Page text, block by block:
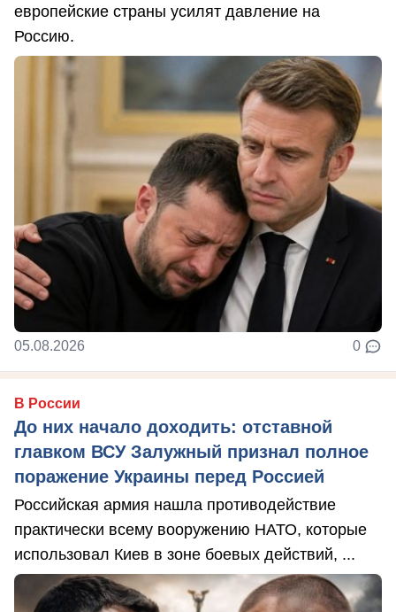
европейские страны усилят давление на
Россию.
05.08.2026 0
В России
До них начало доходить: отставной
главком ВСУ Залужный признал полное
поражение Украины перед Россией
Российская армия нашла противодействие
практически всему вооружению НАТО, которые
использовал Киев в зоне боевых действий, ...